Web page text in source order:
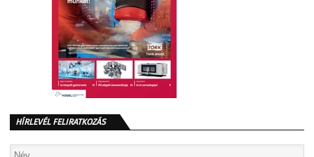
HÍRLEVÉL FELIRATKOZÁS